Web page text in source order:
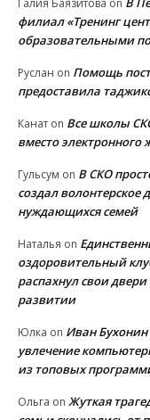
Галия Баязитова on
филиал «Тренинг
образовательными
Руслан on Помощь
предоставила
Канат on Все школы
вместо электронного
Гульсум on В СКО
создал волонтерское
нуждающихся семей
Наталья on
оздоровительный
распахнул свои
развитии
Юлка on Иван Бухонин
увлечение
из топовых
Ольга on Жуткая